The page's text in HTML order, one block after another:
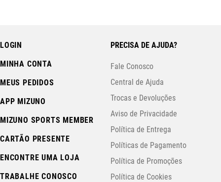
LOGIN
MINHA CONTA
MEUS PEDIDOS
APP MIZUNO
MIZUNO SPORTS MEMBER
CARTÃO PRESENTE
ENCONTRE UMA LOJA
TRABALHE CONOSCO
PRECISA DE AJUDA?
Fale Conosco
Central de Ajuda
Trocas e Devoluções
Aviso de Privacidade
Política de Entrega
Políticas de Pagamento
Política de Promoções
Política de Cookies